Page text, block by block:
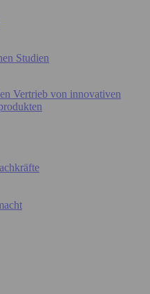
Studien
Vertrieb von innovativen